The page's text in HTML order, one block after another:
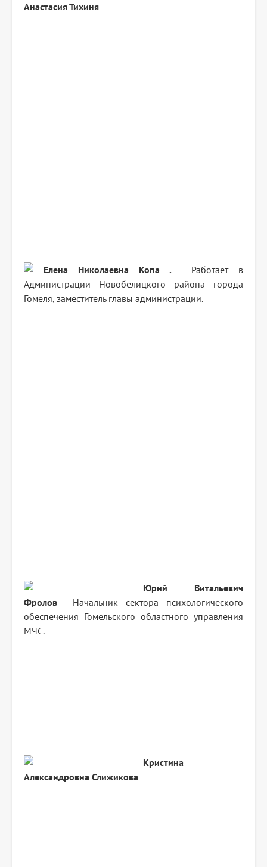
АнастасияТихиня
Елена Николаевна Копа .
Работает в
Администрации Новобелицкого района города
Гомеля, заместитель главы администрации.
Юрий Витальевич
Фролов
Начальник сектора психологического
обеспечения Гомельского областного управления
МЧС.
Кристина
Александровна Слижикова